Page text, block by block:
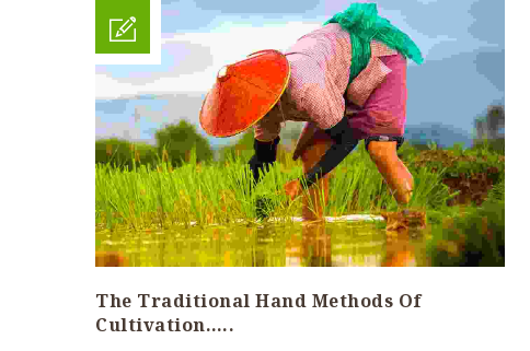
The Traditional Hand Methods Of
Cultivation…..